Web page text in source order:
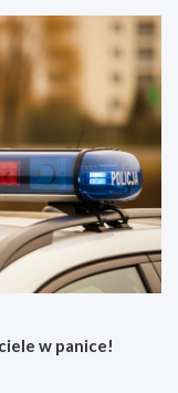
w panice!